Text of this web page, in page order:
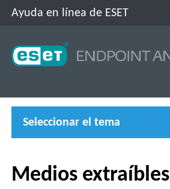
Ayuda en línea de ESET
Seleccionar el tema
Medios extraíbles